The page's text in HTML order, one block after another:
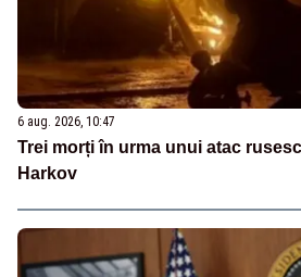
6 aug. 2026, 10:47
Trei morți în urma unui atac
Harkov